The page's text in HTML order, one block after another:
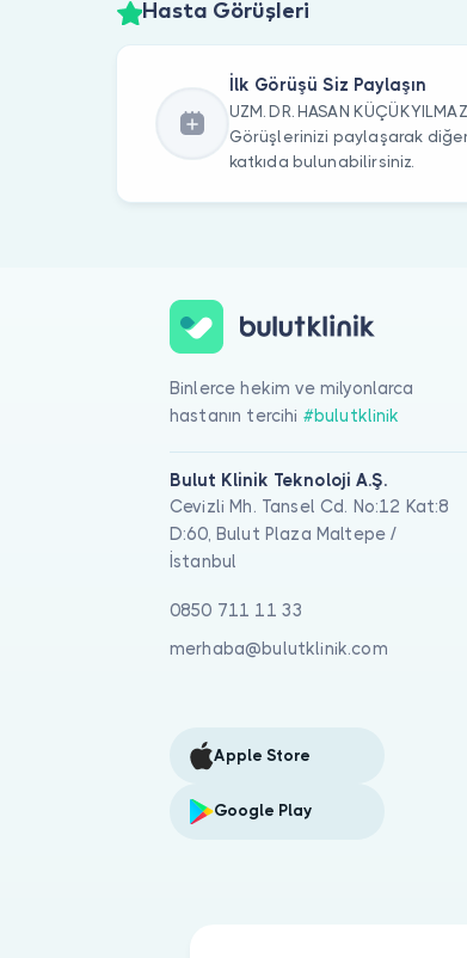
Hasta Görüşleri
İlk Görüşü Siz Paylaşın
UZM. DR. HASAN
Görüşlerinizi paylaşarak
katkıda bulunabilirsiniz.
Binlerce hekim ve milyonlarca
hastanın tercihi #bulutklinik
Bulut Klinik Teknoloji A.Ş.
Cevizli Mh. Tansel Cd. No:12 Kat:8
D:60, Bulut Plaza Maltepe /
İstanbul
0850 711 11 33
merhaba@bulutklinik.com
Apple Store
Google Play